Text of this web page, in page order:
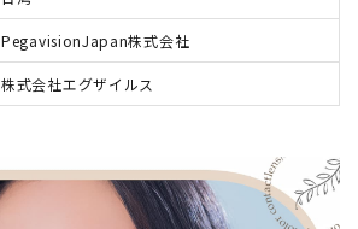
PegavisionJapan株式会社
株式会社エグザイルス